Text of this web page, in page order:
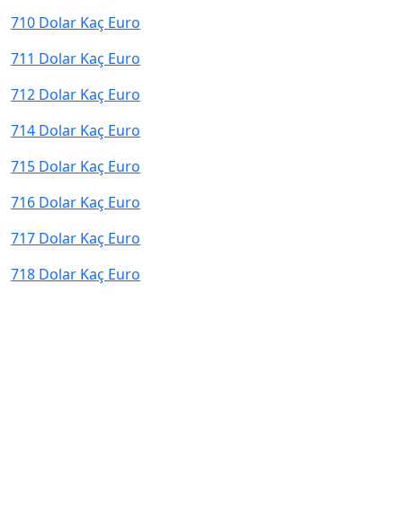
710 Dolar Kaç Euro
711 Dolar Kaç Euro
712 Dolar Kaç Euro
714 Dolar Kaç Euro
715 Dolar Kaç Euro
716 Dolar Kaç Euro
717 Dolar Kaç Euro
718 Dolar Kaç Euro